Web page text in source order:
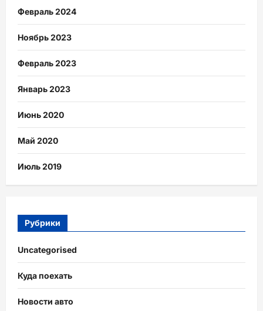
Февраль 2024
Ноябрь 2023
Февраль 2023
Январь 2023
Июнь 2020
Май 2020
Июль 2019
Рубрики
Uncategorised
Куда поехать
Новости авто